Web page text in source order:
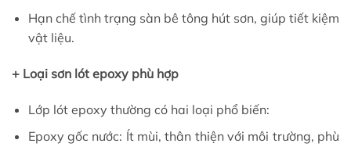
Hạn chế tình trạng sàn bê tông hút sơn, giúp tiết kiệm
vật liệu.
+ Loại sơn lót epoxy phù hợp
Lớp lót epoxy thường có hai loại phổ biến:
Epoxy gốc nước: Ít mùi, thân thiện với môi trường, phù